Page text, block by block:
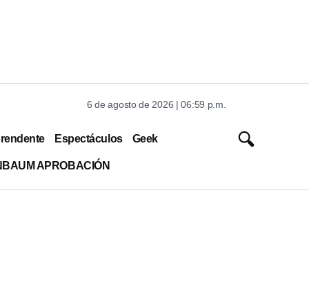
6 de agosto de 2026 | 06:59 p.m.
Espectáculos Geek
APROBACIÓN